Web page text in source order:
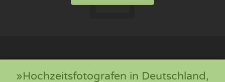
»Hochzeitsfotografen in Deutschland,